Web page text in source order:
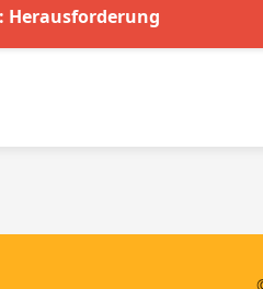
Herausforderung